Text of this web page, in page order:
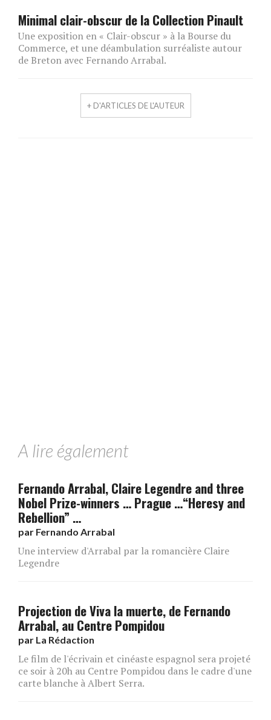
Minimal clair-obscur de la Collection Pinault
Une exposition en « Clair-obscur » à la Bourse du
Commerce, et une déambulation surréaliste autour
de Breton avec Fernando Arrabal.
+ D'ARTICLES DE L'AUTEUR
A lire également
Fernando Arrabal, Claire Legendre and three
Nobel Prize-winners … Prague …“Heresy and
Rebellion” …
par Fernando Arrabal
Une interview d'Arrabal par la romancière Claire
Legendre
Projection de Viva la muerte, de Fernando
Arrabal, au Centre Pompidou
par La Rédaction
Le film de l'écrivain et cinéaste espagnol sera projeté
ce soir à 20h au Centre Pompidou dans le cadre d'une
carte blanche à Albert Serra.